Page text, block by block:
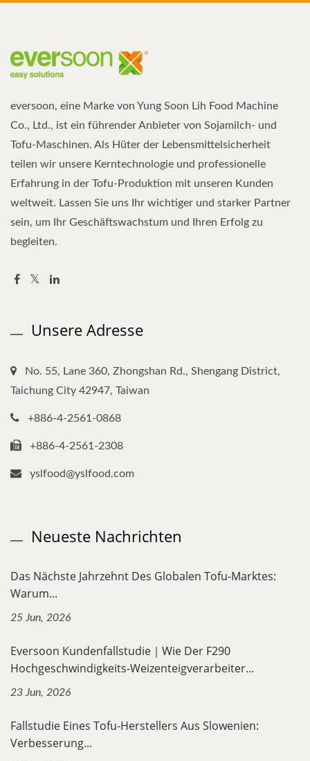
eversoon, eine Marke von Yung Soon Lih Food Machine
Co., Ltd., ist ein führender Anbieter von Sojamilch- und
Tofu-Maschinen. Als Hüter der Lebensmittelsicherheit
teilen wir unsere Kerntechnologie und professionelle
Erfahrung in der Tofu-Produktion mit unseren Kunden
weltweit. Lassen Sie uns Ihr wichtiger und starker Partner
sein, um Ihr Geschäftswachstum und Ihren Erfolg zu
begleiten.
Unsere Adresse
No. 55, Lane 360, Zhongshan Rd., Shengang District,
Taichung City 42947, Taiwan
+886-4-2561-0868
+886-4-2561-2308
yslfood@yslfood.com
Neueste Nachrichten
Das Nächste Jahrzehnt Des Globalen Tofu-Marktes:
Warum...
25 Jun, 2026
Eversoon Kundenfallstudie｜Wie Der F290
Hochgeschwindigkeits-Weizenteigverarbeiter...
23 Jun, 2026
Fallstudie Eines Tofu-Herstellers Aus Slowenien:
Verbesserung...